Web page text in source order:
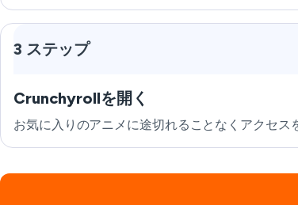
3 ステップ
Crunchyrollを開く
お気に入りのアニメに途切れることなくアクセス